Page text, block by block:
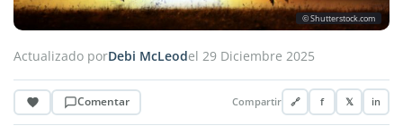
© Shutterstock.com
Actualizado porDebi McLeodel 29 Diciembre 2025
Comentar Compartir 🔗 f 𝕏 in